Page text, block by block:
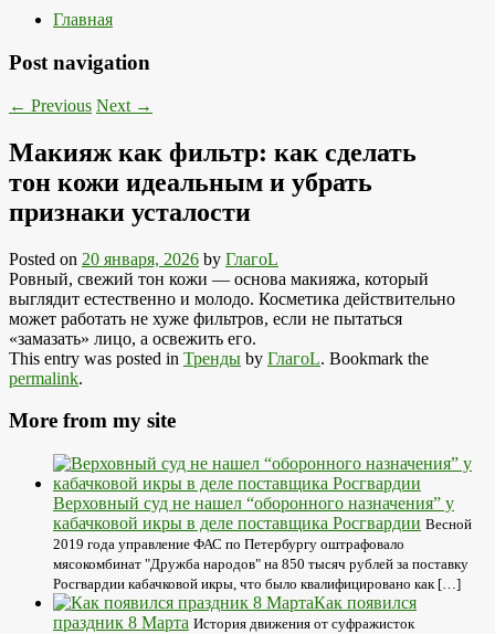
Главная
Post navigation
← Previous Next →
Макияж как фильтр: как сделать
тон кожи идеальным и убрать
признаки усталости
Posted on 20 января, 2026 by ГлагоL
Ровный, свежий тон кожи — основа макияжа, который
выглядит естественно и молодо. Косметика действительно
может работать не хуже фильтров, если не пытаться
«замазать» лицо, а освежить его.
This entry was posted in Тренды by ГлагоL. Bookmark the
permalink.
More from my site
Верховный суд не нашел “оборонного назначения” у
кабачковой икры в деле поставщика Росгвардии Весной
2019 года управление ФАС по Петербургу оштрафовало
мясокомбинат "Дружба народов" на 850 тысяч рублей за поставку
Росгвардии кабачковой икры, что было квалифицировано как […]
Как появился
праздник 8 Марта История движения от суфражисток